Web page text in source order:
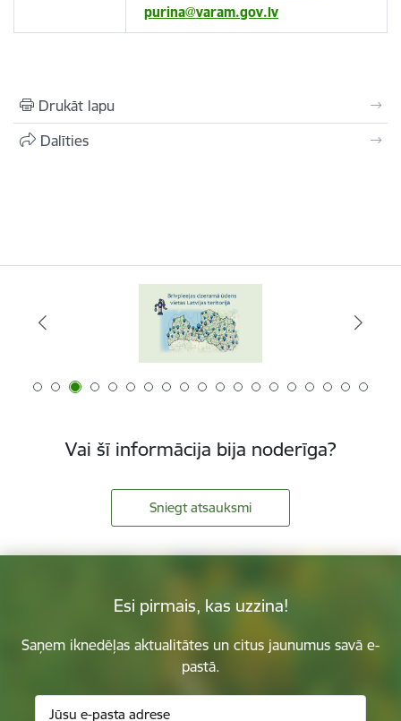
purina@varam.gov.lv
Drukāt lapu
Dalīties
Vai šī informācija bija noderīga?
Sniegt atsauksmi
Esi pirmais, kas uzzina!
Saņem iknedēļas aktualitātes un citus jaunumus savā e-
pastā.